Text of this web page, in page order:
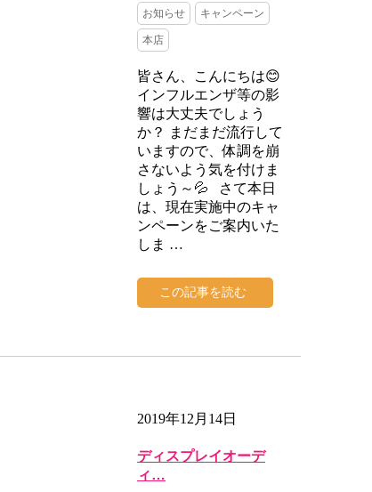
お知らせ キャンペーン
本店
皆さん、こんにちは😊
インフルエンザ等の影
響は大丈夫でしょう
か？ まだまだ流行して
いますので、体調を崩
さないよう気を付けま
しょう～💦 さて本日
は、現在実施中のキャ
ンペーンをご案内いた
しま …
この記事を読む
2019年12月14日
ディスプレイオーデ
ィ…